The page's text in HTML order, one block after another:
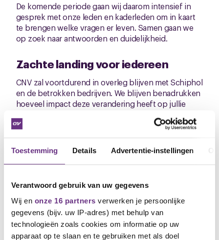
Toestemming Details Advertentie-instellingen
Verantwoord gebruik van uw gegevens
Wij en onze 16 partners verwerken je persoonlijke
gegevens (bijv. uw IP-adres) met behulp van
technologieën zoals cookies om informatie op uw
apparaat op te slaan en te gebruiken met als doel
De komende periode gaan wij daarom intensief in
gesprek met onze leden en kaderleden om in kaart
te brengen welke vragen er leven. Samen gaan we
op zoek naar antwoorden en duidelijkheid.
Zachte landing voor iedereen
CNV zal voortdurend in overleg blijven met Schiphol
en de betrokken bedrijven. We blijven benadrukken
hoeveel impact deze verandering heeft op jullie
ervoor zorgen dat iedereen goed terechtkomt en
dat jullie op een zorgvuldige en respectvolle manier
meegenomen worden in dit proces.
We houden jullie de komende tijd uiteraard op de
vragen of zorgen? Laat het ons vooral weten.
Met vriendelijke groet,
André Quist
Bestuurder CNV